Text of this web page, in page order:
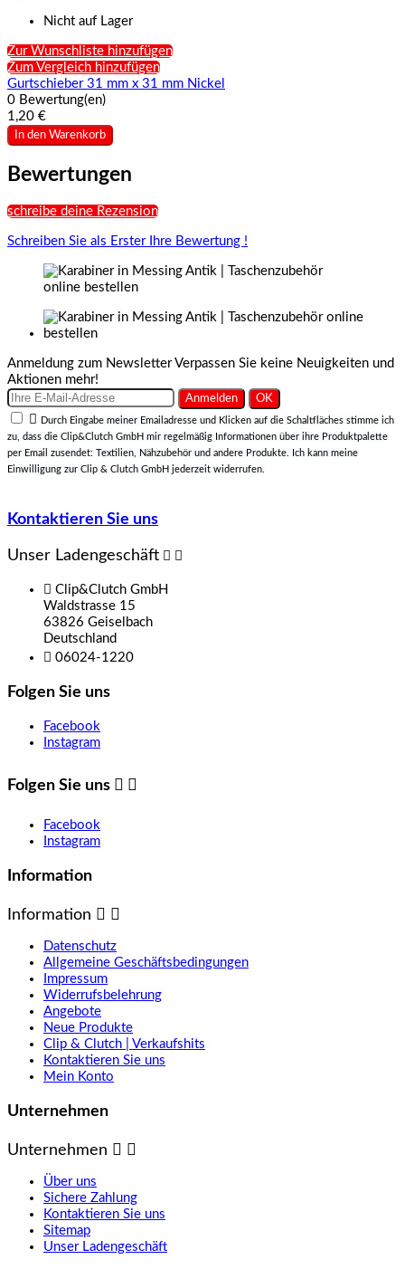
Nicht auf Lager
Zur Wunschliste hinzufügen
Zum Vergleich hinzufügen
Gurtschieber 31 mm x 31 mm Nickel
0 Bewertung(en)
1,20 €
In den Warenkorb
Bewertungen
schreibe deine Rezension
Schreiben Sie als Erster Ihre Bewertung !
Anmeldung zum Newsletter Verpassen Sie keine Neuigkeiten und
Aktionen mehr!

Durch Eingabe meiner Emailadresse und Klicken auf die Schaltfläches stimme ich
zu, dass die Clip&Clutch GmbH mir regelmäßig Informationen über ihre Produktpalette
per Email zusendet: Textilien, Nähzubehör und andere Produkte. Ich kann meine
Einwilligung zur Clip & Clutch GmbH jederzeit widerrufen.
Kontaktieren Sie uns
Unser Ladengeschäft  
 Clip&Clutch GmbH
Waldstrasse 15
63826 Geiselbach
Deutschland
 06024-1220
Folgen Sie uns
Facebook
Instagram
Folgen Sie uns  
Facebook
Instagram
Information
Information  
Datenschutz
Allgemeine Geschäftsbedingungen
Impressum
Widerrufsbelehrung
Angebote
Neue Produkte
Clip & Clutch | Verkaufshits
Kontaktieren Sie uns
Mein Konto
Unternehmen
Unternehmen  
Über uns
Sichere Zahlung
Kontaktieren Sie uns
Sitemap
Unser Ladengeschäft